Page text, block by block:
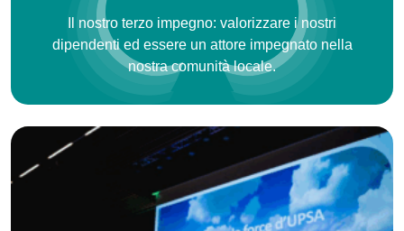
Il nostro terzo impegno: valorizzare i nostri
dipendenti ed essere un attore impegnato nella
nostra comunità locale.